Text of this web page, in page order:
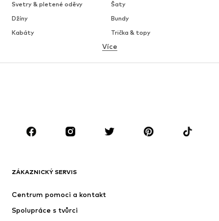
Svetry & pletené oděvy
Šaty
Džíny
Bundy
Kabáty
Trička & topy
Spodní prádlo
Sukně
Halenky & tuniky
Doplňky
Premium
Nové
Bundy
Více
ZÁKAZNICKÝ SERVIS
Centrum pomoci a kontakt
Spolupráce s tvůrci